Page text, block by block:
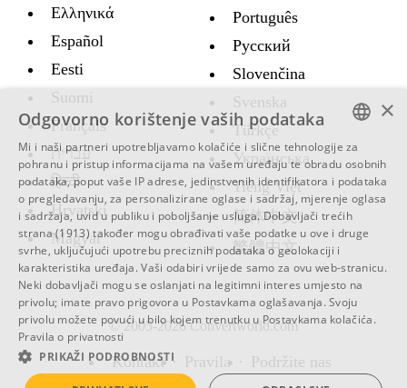
Ελληνικά
Español
Eesti
Suomi
Français
עברית
हिन्दी
Hrvatski
Magyar
Português
Русский
Slovenčina
Svenska
Türkçe
Украïнська
Tiếng Việt
简体中文
繁體中文
© 2005-2026 Convertworld.com
Kontakt Pravila Podržite nas
ENGLISH
SWEDISH
SPANISH
CATALAN
ARABIC
BULGARIAN
DANISH
×
Odgovorno korištenje vaših podataka
Mi i naši partneri upotrebljavamo kolačiće i slične tehnologije za
pohranu i pristup informacijama na vašem uređaju te obradu osobnih
podataka, poput vaše IP adrese, jedinstvenih identifikatora i podataka
o pregledavanju, za personalizirane oglase i sadržaj, mjerenje oglasa
i sadržaja, uvid u publiku i poboljšanje usluga.Dobavljači trećih
strana (1913) također mogu obrađivati vaše podatke u ove i druge
svrhe, uključujući upotrebu preciznih podataka o geolokaciji i
karakteristika uređaja. Vaši odabiri vrijede samo za ovu web-stranicu.
Neki dobavljači mogu se oslanjati na legitimni interes umjesto na
privolu; imate pravo prigovora u Postavkama oglašavanja. Svoju
privolu možete povući u bilo kojem trenutku u Postavkama kolačića.
Pravila o privatnosti
PRIKAŽI PODROBNOSTI